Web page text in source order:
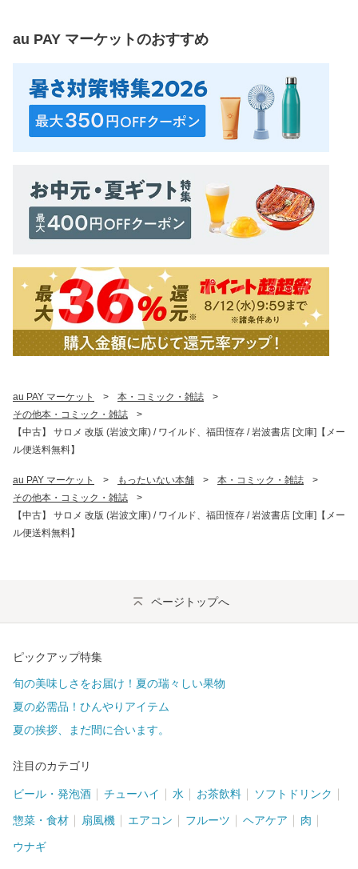
au PAY マーケットのおすすめ
au PAY マーケット > 本・コミック・雑誌
>
その他本・コミック・雑誌
>
【中古】 サロメ 改版 (岩波文庫) / ワイルド、福田恆存 / 岩波書店 [文庫]【メー
ル便送料無料】
au PAY マーケット > もったいない本舗 > 本・コミック・雑誌
>
その他本・コミック・雑誌
>
【中古】 サロメ 改版 (岩波文庫) / ワイルド、福田恆存 / 岩波書店 [文庫]【メー
ル便送料無料】
ページトップへ
ピックアップ特集
旬の美味しさをお届け！夏の瑞々しい果物
夏の必需品！ひんやりアイテム
夏の挨拶、まだ間に合います。
注目のカテゴリ
ビール・発泡酒 チューハイ 水 お茶飲料 ソフトドリンク
惣菜・食材 扇風機 エアコン フルーツ ヘアケア 肉
ウナギ